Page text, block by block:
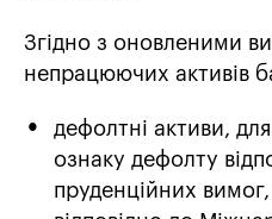
Згідно з оновленими
непрацюючих активів
дефолтні активи,
ознаку дефолту
пруденційних